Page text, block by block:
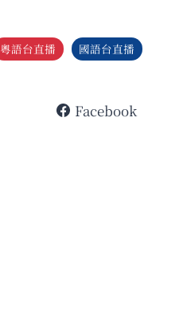
粵語台直播 國語台直播
Facebook